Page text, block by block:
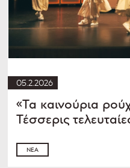
05.2.2026
«Τα καινούρια
Τέσσερις
ΝΈΑ